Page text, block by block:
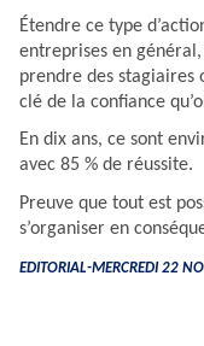
Étendre ce type
entreprises en général,
prendre des stagiaires
clé de la confiance
En dix ans, ce sont
avec 85 % de réussite.
Preuve que tout est
s’organiser en
EDITORIAL-MERCREDI 22